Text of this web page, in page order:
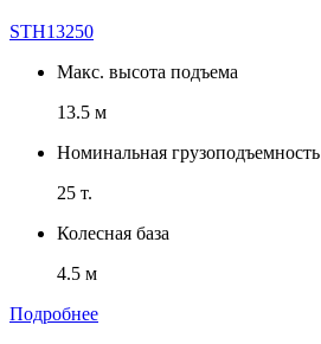
STH13250
Макс. высота подъема
13.5 м
Номинальная грузоподъемность
25 т.
Колесная база
4.5 м
Подробнее